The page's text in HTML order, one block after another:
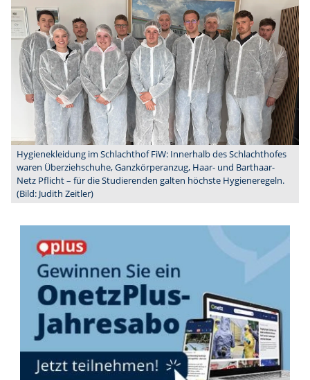
Hygienekleidung im Schlachthof FiW: Innerhalb des Schlachthofes
waren Überziehschuhe, Ganzkörperanzug, Haar- und Barthaar-
Netz Pflicht – für die Studierenden galten höchste Hygieneregeln.
(Bild: Judith Zeitler)